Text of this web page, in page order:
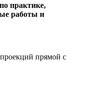
практике,
работы и
проекций прямой с